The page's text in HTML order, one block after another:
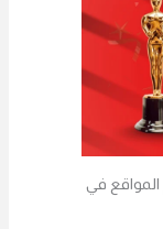
في